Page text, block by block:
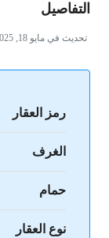
التفاصيل
تحديث في مايو 18, 2025 في 1:03 م
رمز العقار
الغرف
حمام
نوع العقار